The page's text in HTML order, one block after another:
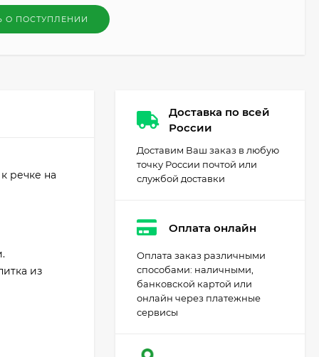
О ПОСТУПЛЕНИИ
речке на
из
Доставка по всей
России
Доставим Ваш заказ в любую
точку России почтой или
службой доставки
Оплата онлайн
Оплата заказ различными
способами: наличными,
банковской картой или
онлайн через платежные
сервисы